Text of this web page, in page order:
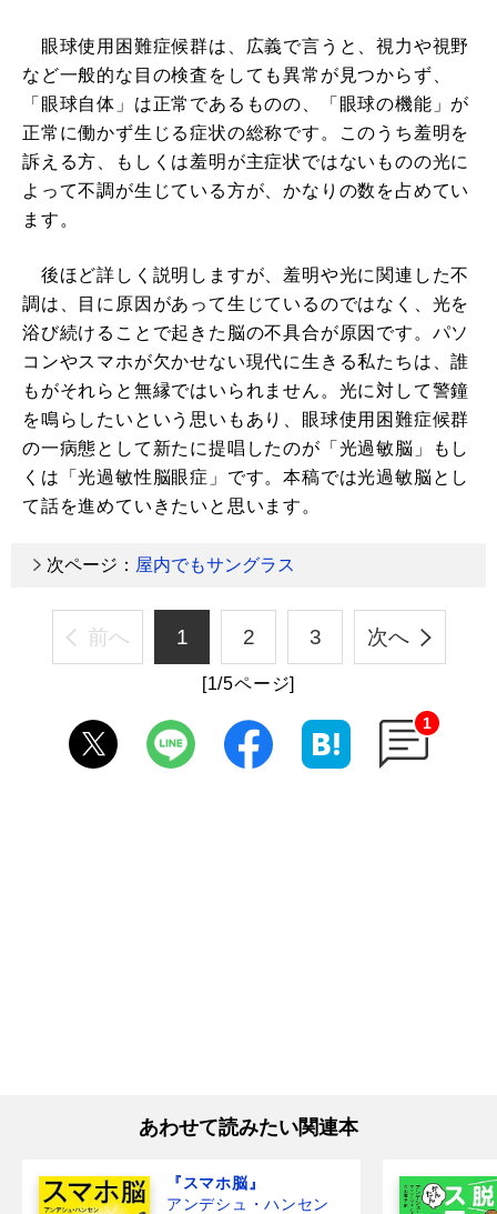
眼球使用困難症候群は、広義で言うと、視力や視野
など一般的な目の検査をしても異常が見つからず、
「眼球自体」は正常であるものの、「眼球の機能」が
正常に働かず生じる症状の総称です。このうち羞明を
訴える方、もしくは羞明が主症状ではないものの光に
よって不調が生じている方が、かなりの数を占めてい
ます。
後ほど詳しく説明しますが、羞明や光に関連した不
調は、目に原因があって生じているのではなく、光を
浴び続けることで起きた脳の不具合が原因です。パソ
コンやスマホが欠かせない現代に生きる私たちは、誰
もがそれらと無縁ではいられません。光に対して警鐘
を鳴らしたいという思いもあり、眼球使用困難症候群
の一病態として新たに提唱したのが「光過敏脳」もし
くは「光過敏性脳眼症」です。本稿では光過敏脳とし
て話を進めていきたいと思います。
次ページ： 屋内でもサングラス
前へ 1 2 3 次へ
[1/5ページ]
1
あわせて読みたい関連本
『スマホ脳』
アンデシュ・ハンセン